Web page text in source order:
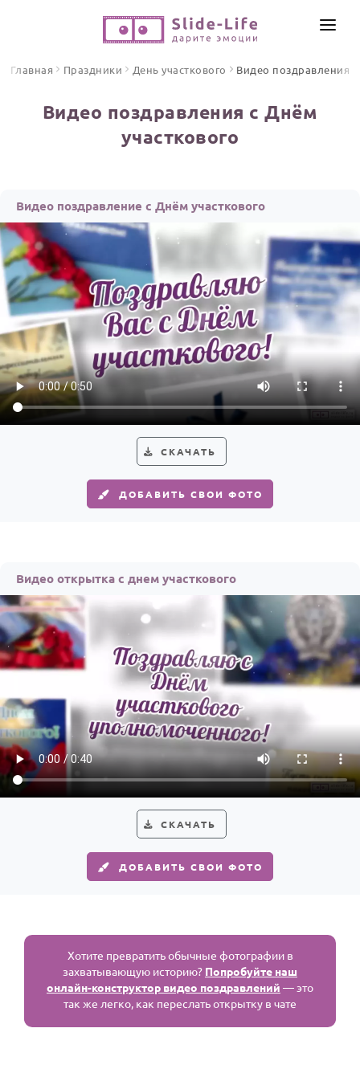
Открытки
Стихи и тексты
ПРАЗДНИКИ
С Днем рождения
Юбилей
Свадьба
Годовщина свадьбы
Календарь праздников
Женщине
Мужчине
Детям
Все родственники
ПЕРСОНАЛЬНЫЕ
Пожелания
По именам
По годам
ИНСТРУМЕНТЫ
ОТЗЫВЫ
Главная Праздники День участкового Видео поздравления
Видео поздравления с Днём
участкового
Видео поздравление с Днём участкового
СКАЧАТЬ
ДОБАВИТЬ СВОИ ФОТО
Видео открытка с днем участкового
СКАЧАТЬ
ДОБАВИТЬ СВОИ ФОТО
Хотите превратить обычные фотографии в
захватывающую историю? Попробуйте наш
онлайн-конструктор видео поздравлений — это
так же легко, как переслать открытку в чате